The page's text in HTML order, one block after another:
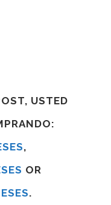
USTED
,
OR
.